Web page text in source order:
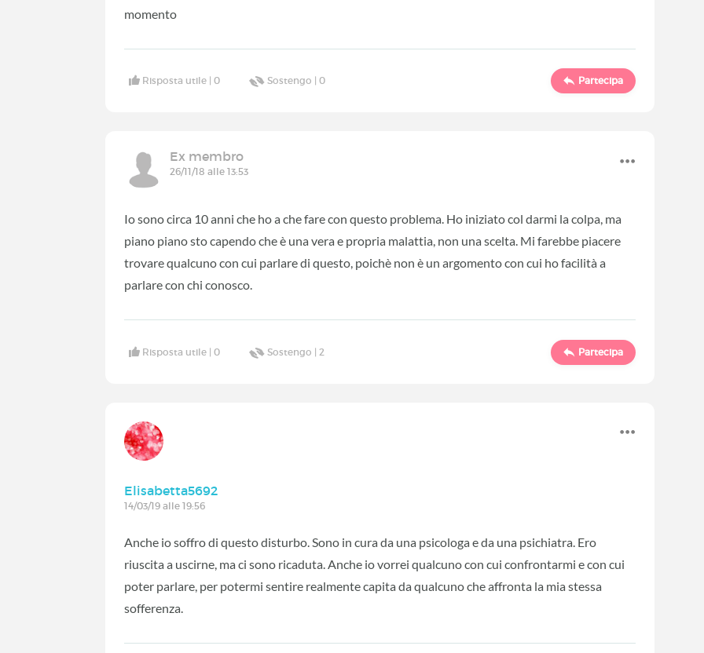
momento
Risposta utile |0 Sostengo |0 Partecipa
Ex membro
26/11/18 alle 13:53
Io sono circa 10 anni che ho a che fare con questo problema. Ho iniziato col darmi la colpa, ma
piano piano sto capendo che è una vera e propria malattia, non una scelta. Mi farebbe piacere
trovare qualcuno con cui parlare di questo, poichè non è un argomento con cui ho facilità a
parlare con chi conosco.
Risposta utile |0 Sostengo |2 Partecipa
Elisabetta5692
14/03/19 alle 19:56
Anche io soffro di questo disturbo. Sono in cura da una psicologa e da una psichiatra. Ero
riuscita a uscirne, ma ci sono ricaduta. Anche io vorrei qualcuno con cui confrontarmi e con cui
poter parlare, per potermi sentire realmente capita da qualcuno che affronta la mia stessa
sofferenza.